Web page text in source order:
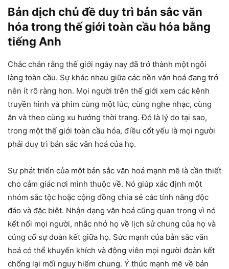
Bản dịch chủ đề duy trì bản sắc văn
hóa trong thế giới toàn cầu hóa bằng
tiếng Anh
Chắc chắn rằng thế giới ngày nay đã trở thành một ngôi
làng toàn cầu. Sự khác nhau giữa các nền văn hoá đang trở
nên ít rõ ràng hơn. Mọi người trên thế giới xem các kênh
truyền hình và phim cùng một lúc, cùng nghe nhạc, cùng
ăn và theo cùng xu hướng thời trang. Đó là lý do tại sao,
trong một thế giới toàn cầu hóa, điều cốt yếu là mọi người
phải duy trì bản sắc văn hoá của họ.
Sự phát triển của một bản sắc văn hoá mạnh mẽ là cần thiết
cho cảm giác nơi mình thuộc về. Nó giúp xác định một
nhóm sắc tộc hoặc cộng đồng chia sẻ các tính năng độc
đáo và đặc biệt. Nhận dạng văn hoá cũng quan trọng vì nó
kết nối mọi người, nhắc nhở họ về lịch sử chung của họ và
củng cố sự đoàn kết giữa họ. Sức mạnh của bản sắc văn
hoá có thể khuyến khích và động viên mọi người đoàn kết
chống lại mối nguy hiểm chung. Ý thức mạnh mẽ về bản